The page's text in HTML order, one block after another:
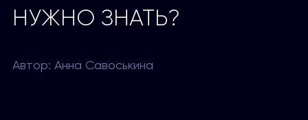
НУЖНО ЗНАТЬ?
Автор: Анна Савоськина